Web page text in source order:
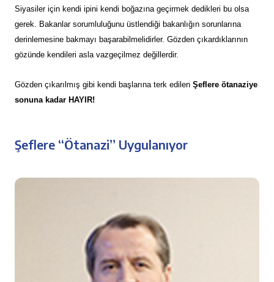
Şeflere “Ötanazi” Uygulanıyor
Siyasiler için kendi ipini kendi boğazına geçirmek dedikleri bu olsa
gerek. Bakanlar sorumluluğunu üstlendiği bakanlığın sorunlarına
derinlemesine bakmayı başarabilmelidirler. Gözden çıkardıklarının
gözünde kendileri asla vazgeçilmez değillerdir.
Gözden çıkarılmış gibi kendi başlarına terk edilen Şeflere ötanaziye
sonuna kadar HAYIR!